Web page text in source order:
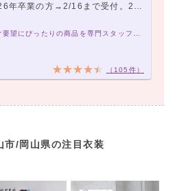
〜3/31の間は衣装展示なし。2027年卒業生の受付は4/2〜となります。）
（105件）
市/岡山県の注目衣装